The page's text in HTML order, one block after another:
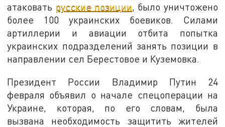
атаковать русские позиции, было уничтожено
более 100 украинских боевиков. Силами
артиллерии и авиации отбита попытка
украинских подразделений занять позиции в
направлении сел Берестовое и Куземовка.
Президент России Владимир Путин 24
февраля объявил о начале спецоперации на
Украине, которая, по его словам, была
вызвана необходимость защитить жителей